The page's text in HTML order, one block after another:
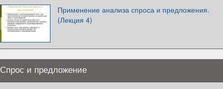
Применение анализа спроса и предложения.
(Лекция 4)
Спрос и предложение